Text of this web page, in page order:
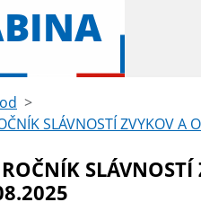
SLÁVNOSTÍ ZVYKOV A
SLÁVNOSTÍ